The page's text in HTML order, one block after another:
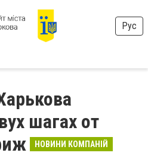
Рус
шагах от
НОВИНИ КОМПАНІЙ